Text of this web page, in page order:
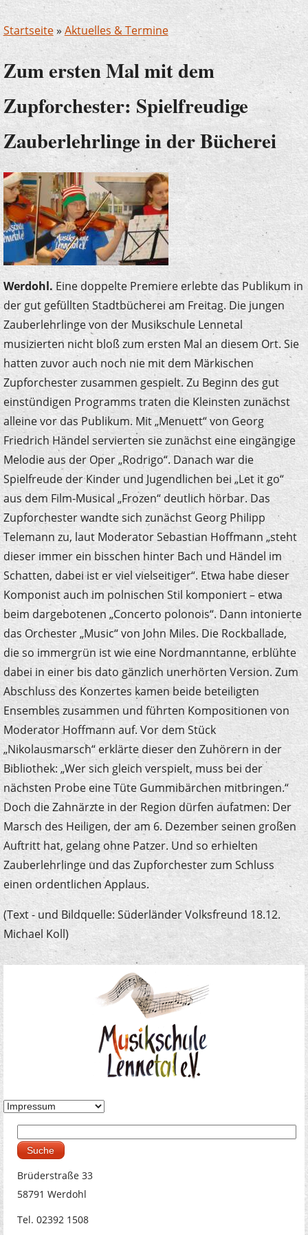
Startseite»Aktuelles & Termine
Zum ersten Mal mit dem
Zupforchester: Spielfreudige
Zauberlehrlinge in der Bücherei
Werdohl. Eine doppelte Premiere erlebte das Publikum in
der gut gefüllten Stadtbücherei am Freitag. Die jungen
Zauberlehrlinge von der Musikschule Lennetal
musizierten nicht bloß zum ersten Mal an diesem Ort. Sie
hatten zuvor auch noch nie mit dem Märkischen
Zupforchester zusammen gespielt. Zu Beginn des gut
einstündigen Programms traten die Kleinsten zunächst
alleine vor das Publikum. Mit „Menuett“ von Georg
Friedrich Händel servierten sie zunächst eine eingängige
Melodie aus der Oper „Rodrigo“. Danach war die
Spielfreude der Kinder und Jugendlichen bei „Let it go“
aus dem Film-Musical „Frozen“ deutlich hörbar. Das
Zupforchester wandte sich zunächst Georg Philipp
Telemann zu, laut Moderator Sebastian Hoffmann „steht
dieser immer ein bisschen hinter Bach und Händel im
Schatten, dabei ist er viel vielseitiger“. Etwa habe dieser
Komponist auch im polnischen Stil komponiert – etwa
beim dargebotenen „Concerto polonois“. Dann intonierte
das Orchester „Music“ von John Miles. Die Rockballade,
die so immergrün ist wie eine Nordmanntanne, erblühte
dabei in einer bis dato gänzlich unerhörten Version. Zum
Abschluss des Konzertes kamen beide beteiligten
Ensembles zusammen und führten Kompositionen von
Moderator Hoffmann auf. Vor dem Stück
„Nikolausmarsch“ erklärte dieser den Zuhörern in der
Bibliothek: „Wer sich gleich verspielt, muss bei der
nächsten Probe eine Tüte Gummibärchen mitbringen.“
Doch die Zahnärzte in der Region dürfen aufatmen: Der
Marsch des Heiligen, der am 6. Dezember seinen großen
Auftritt hat, gelang ohne Patzer. Und so erhielten
Zauberlehrlinge und das Zupforchester zum Schluss
einen ordentlichen Applaus.
(Text - und Bildquelle: Süderländer Volksfreund 18.12.
Michael Koll)
Suchformular
Brüderstraße 33
58791 Werdohl
Tel. 02392 1508